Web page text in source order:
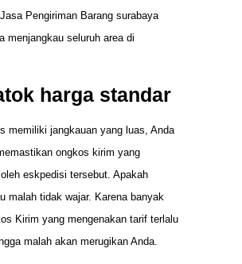
Pengiriman Barang surabaya
menjangkau seluruh area di
harga standar
memiliki jangkauan yang luas, Anda
ongkos kirim yang
eskpedisi tersebut. Apakah
malah tidak wajar. Karena banyak
Kirim yang mengenakan tarif terlalu
malah akan merugikan Anda.